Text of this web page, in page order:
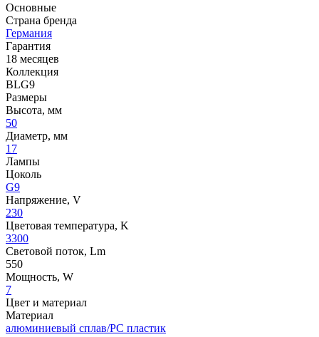
Основные
Страна бренда
Германия
Гарантия
18 месяцев
Коллекция
BLG9
Размеры
Высота, мм
50
Диаметр, мм
17
Лампы
Цоколь
G9
Напряжение, V
230
Цветовая температура, K
3300
Световой поток, Lm
550
Мощность, W
7
Цвет и материал
Материал
алюминиевый сплав/PC пластик